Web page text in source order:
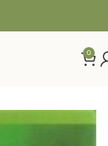
0